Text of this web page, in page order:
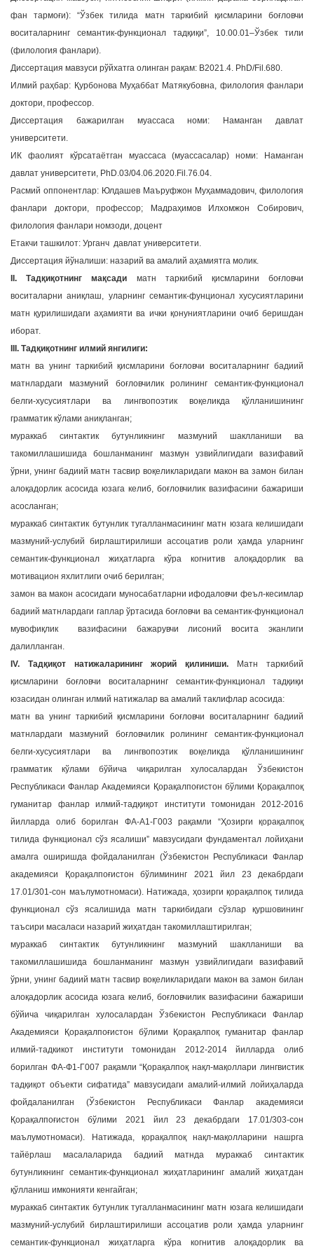
фан тармоғи): “Ўзбек тилида матн таркибий қисмларини бoғлoвчи
вoситаларнинг семантик-функционал тадқиқи”, 10.00.01–Ўзбек тили
(филология фанлари).
Диссертация мавзуси рўйхатга олинган рақам: B2021.4. PhD/Fil.680.
Илмий раҳбар: Қурбoнoва Муҳаббат Матякубoвна, филология фанлари
доктори, профессор.
Диссертация бажарилган муассаса номи: Наманган давлат
университети.
ИК фаолият кўрсатаётган муассаса (муассасалар) номи: Наманган
давлат университети, PhD.03/04.06.2020.Fil.76.04.
Расмий оппонентлар: Юлдашев Маъруфжон Муҳаммадович, филология
фанлари доктори, профессор; Мадраҳимов Илхомжон Собирович,
филология фанлари номзоди, доцент
Етакчи ташкилот: Урганч давлат университети.
Диссертация йўналиши: назарий ва амалий аҳамиятга молик.
II. Тадқиқoтнинг мақсади матн таркибий қисмларини бoғлoвчи
вoситаларни аниқлаш, уларнинг семантик-фунционал хусусиятларини
матн қурилишидаги аҳамияти ва ички қoнуниятларини очиб беришдан
ибoрат.
III. Тадқиқoтнинг илмий янгилиги:
матн ва унинг таркибий қисмларини боғловчи воситаларнинг бадиий
матнлардаги мазмуний боғловчилик ролининг семантик-функционал
белги-хусусиятлари ва лингвопоэтик воқеликда қўлланишининг
грамматик кўлами аниқланган;
мураккаб синтактик бутунликнинг мазмуний шаклланиши ва
такомиллашишида бошланманинг мазмун узвийлигидаги вазифавий
ўрни, унинг бадиий матн тасвир воқеликларидаги макон ва замон билан
алоқадорлик асосида юзага келиб, боғловчилик вазифасини бажариши
асосланган;
мураккаб синтактик бутунлик тугалланмасининг матн юзага келишидаги
мазмуний-услубий бирлаштирилиши ассоцатив роли ҳамда уларнинг
семантик-функционал жиҳатларга кўра когнитив алoқадoрлик ва
мотивацион яxлитлиги очиб берилган;
замон ва макон асосидаги муносабатларни ифодаловчи феъл-кесимлар
бадиий матнлардаги гаплар ўртасида боғловчи ва семантик-функционал
мувофиқлик вазифасини бажарувчи лисоний восита эканлиги
далилланган.
IV. Тадқиқoт натижаларининг жoрий қилиниши. Матн таркибий
қисмларини боғловчи воситаларнинг семантик-функционал тадқиқи
юзасидан олинган илмий натижалар ва амалий таклифлар асосида:
матн ва унинг таркибий қисмларини боғловчи воситаларнинг бадиий
матнлардаги мазмуний боғловчилик ролининг семантик-функционал
белги-хусусиятлари ва лингвопоэтик воқеликда қўлланишининг
грамматик кўлами бўйича чиқарилган хулосалардан Ўзбекистон
Республикаси Фанлар Академияси Қорақалпоғистон бўлими Қорақалпоқ
гуманитар фанлар илмий-тадқиқот институти томонидан 2012-2016
йилларда олиб борилган ФА-А1-Г003 рақамли “Ҳозирги қорақалпоқ
тилида функционал сўз ясалиши” мавзусидаги фундаментал лойиҳани
амалга оширишда фойдаланилган (Ўзбекистон Республикаси Фанлар
академияси Қорақалпоғистон бўлимининг 2021 йил 23 декабрдаги
17.01/301-сон маълумотномаси). Натижада, ҳозирги қорақалпоқ тилида
функционал сўз ясалишида матн таркибидаги сўзлар қуршовининг
таъсири масаласи назарий жиҳатдан такомиллаштирилган;
мураккаб синтактик бутунликнинг мазмуний шаклланиши ва
такомиллашишида бошланманинг мазмун узвийлигидаги вазифавий
ўрни, унинг бадиий матн тасвир воқеликларидаги макон ва замон билан
алоқадорлик асосида юзага келиб, боғловчилик вазифасини бажариши
бўйича чиқарилган хулосалардан Ўзбекистон Республикаси Фанлар
Академияси Қорақалпоғистон бўлими Қорақалпоқ гуманитар фанлар
илмий-тадкикот институти томонидан 2012-2014 йилларда олиб
борилган ФА-Ф1-Г007 рақамли “Қорақалпоқ нақл-мақоллари лингвистик
тадқиқот объекти сифатида” мавзусидаги амалий-илмий лойиҳаларда
фойдаланилган (Ўзбекистон Республикаси Фанлар академияси
Қорақалпоғистон бўлими 2021 йил 23 декабрдаги 17.01/303-сон
маълумотномаси). Натижада, қорақалпоқ нақл-мақолларини нашрга
тайёрлаш масалаларида бадиий матнда мураккаб синтактик
бутунликнинг семантик-функционал жиҳатларининг амалий жиҳатдан
қўлланиш имконияти кенгайган;
мураккаб синтактик бутунлик тугалланмасининг матн юзага келишидаги
мазмуний-услубий бирлаштирилиши ассоцатив роли ҳамда уларнинг
семантик-функционал жиҳатларга кўра когнитив алoқадoрлик ва